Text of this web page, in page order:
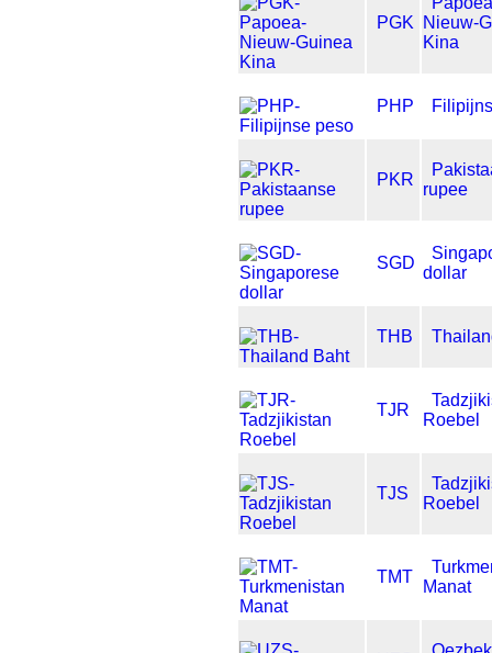
PGK
Nieuw-
Kina
PHP
PKR
rupee
SGD
dollar
THB
TJR
Roebel
TJS
Roebel
TMT
Manat